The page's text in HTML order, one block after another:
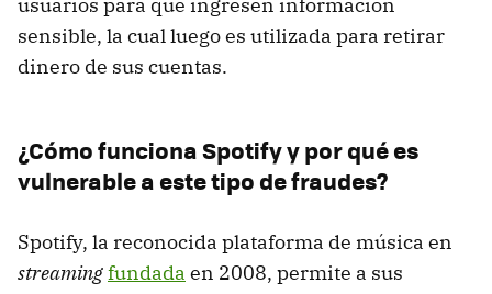
usuarios para que ingresen información
sensible, la cual luego es utilizada para retirar
dinero de sus cuentas.
¿Cómo funciona Spotify y por qué es
vulnerable a este tipo de fraudes?
Spotify, la reconocida plataforma de música en
streamingfundada en 2008, permite a sus